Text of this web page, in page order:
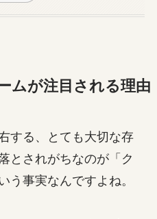
ムが注目される理由
する、とても大切な存
とされがちなのが「ク
う事実なんですよね。